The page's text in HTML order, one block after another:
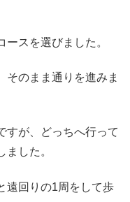
スを選びました。
そのまま通りを進みま
すが、どっちへ行って
した。
遠回りの1周をして歩